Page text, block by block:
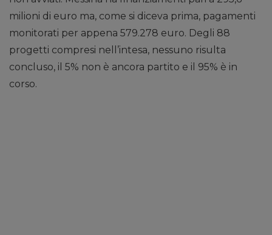
milioni di euro ma, come si diceva prima, pagamenti
monitorati per appena 579.278 euro. Degli 88
progetti compresi nell’intesa, nessuno risulta
concluso, il 5% non è ancora partito e il 95% è in
corso.